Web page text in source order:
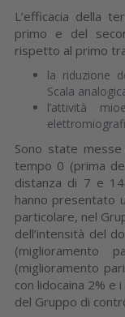
L’efficacia della
primo e del
rispetto al primo
la riduzione
Scala
l’attività
Sono state
tempo 0 (prima
distanza di 7 e
hanno presentato
particolare, nel
dell’intensità del
(miglioramento
con lidocaina 2% e
del Gruppo di